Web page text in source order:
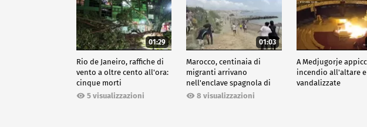
01:29
Rio de Janeiro, raffiche di
vento a oltre cento all'ora:
cinque morti
5 visualizzazioni
01:03
Marocco, centinaia di
migranti arrivano
nell'enclave spagnola di
Ceuta8 visualizzazioni
A Medjugorje
incendio all'altare
vandalizzate